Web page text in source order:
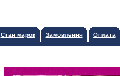
Стан марок Замовлення Оплата